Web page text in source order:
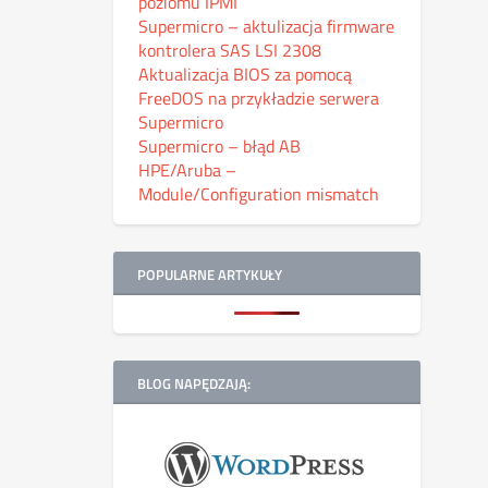
Supermicro – aktulizacja firmware
kontrolera SAS LSI 2308
Aktualizacja BIOS za pomocą
FreeDOS na przykładzie serwera
Supermicro
Supermicro – błąd AB
HPE/Aruba –
Module/Configuration mismatch
POPULARNE ARTYKUŁY
BLOG NAPĘDZAJĄ: